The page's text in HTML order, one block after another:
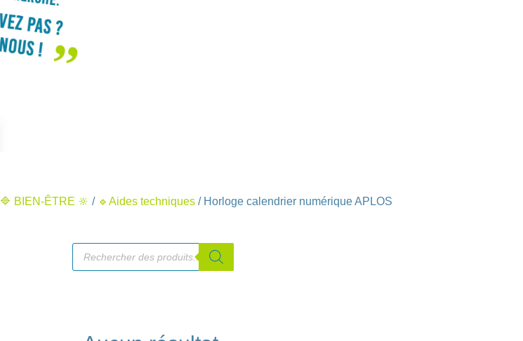
🔷 BIEN-ÊTRE 🔆 / 🔹Aides techniques/ Horloge calendrier numérique APLOS
Recherche
de
produits